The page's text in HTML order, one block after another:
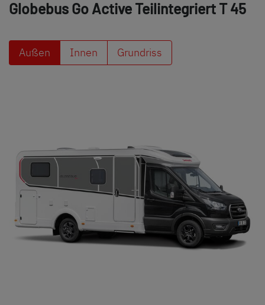
Globebus Go Active Teilintegriert T 45
Außen Innen Grundriss